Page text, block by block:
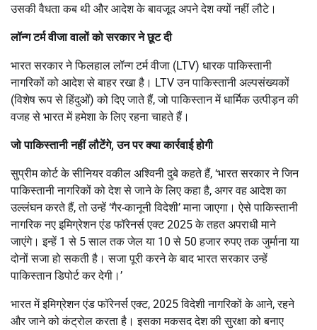
उसकी वैधता कब थी और आदेश के बावजूद अपने देश क्यों नहीं लौटे।
लॉन्ग टर्म वीजा वालों को सरकार ने छूट दी
भारत सरकार ने फिलहाल लॉन्ग टर्म वीजा (LTV) धारक पाकिस्तानी
नागरिकों को आदेश से बाहर रखा है। LTV उन पाकिस्तानी अल्पसंख्यकों
(विशेष रूप से हिंदुओं) को दिए जाते हैं, जो पाकिस्तान में धार्मिक उत्पीड़न की
वजह से भारत में हमेशा के लिए रहना चाहते हैं।
जो पाकिस्तानी नहीं लौटेंगे, उन पर क्या कार्रवाई होगी
सुप्रीम कोर्ट के सीनियर वकील अश्विनी दुबे कहते हैं, ‘भारत सरकार ने जिन
पाकिस्तानी नागरिकों को देश से जाने के लिए कहा है, अगर वह आदेश का
उल्लंघन करते हैं, तो उन्हें ‘गैर-कानूनी विदेशी’ माना जाएगा। ऐसे पाकिस्तानी
नागरिक नए इमिग्रेशन एंड फॉरेनर्स एक्ट 2025 के तहत अपराधी माने
जाएंगे। इन्हें 1 से 5 साल तक जेल या 10 से 50 हजार रुपए तक जुर्माना या
दोनों सजा हो सकती है। सजा पूरी करने के बाद भारत सरकार उन्हें
पाकिस्तान डिपोर्ट कर देगी।’
भारत में इमिग्रेशन एंड फॉरेनर्स एक्ट, 2025 विदेशी नागरिकों के आने, रहने
और जाने को कंट्रोल करता है। इसका मकसद देश की सुरक्षा को बनाए